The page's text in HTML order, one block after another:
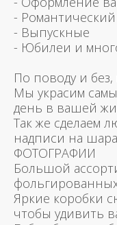
-
- Выпускные
- Юбилеи и
По поводу и
Мы украсим
день в вашей
Так же сделаем
надписи на
ФОТОГРАФИИ
Большой
Яркие коробки
чтобы удивить